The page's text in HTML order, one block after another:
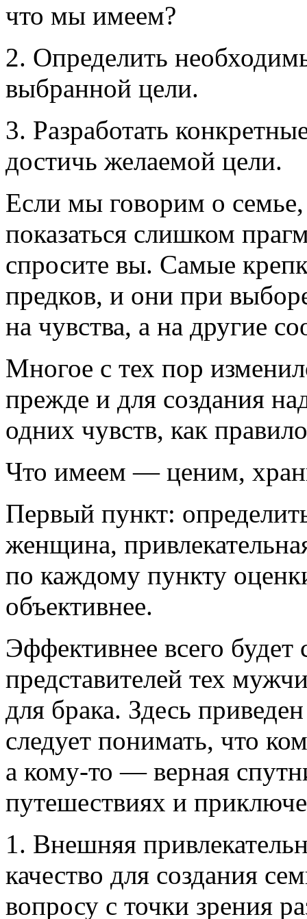
что мы имеем?
2. Определить
выбранной цели.
3. Разработать
достичь желаемой цели.
Если мы говорим о
показаться слишком
спросите вы. Самые
предков, и они при
на чувства, а на другие
Многое с тех пор
прежде и для создания
одних чувств, как
Что имеем — ценим,
Первый пункт:
женщина,
по каждому пункту
объективнее.
Эффективнее всего будет
представителей тех
для брака. Здесь
следует понимать, что
а кому-то — верная
путешествиях и
1. Внешняя
качество для создания
вопросу с точки зрения